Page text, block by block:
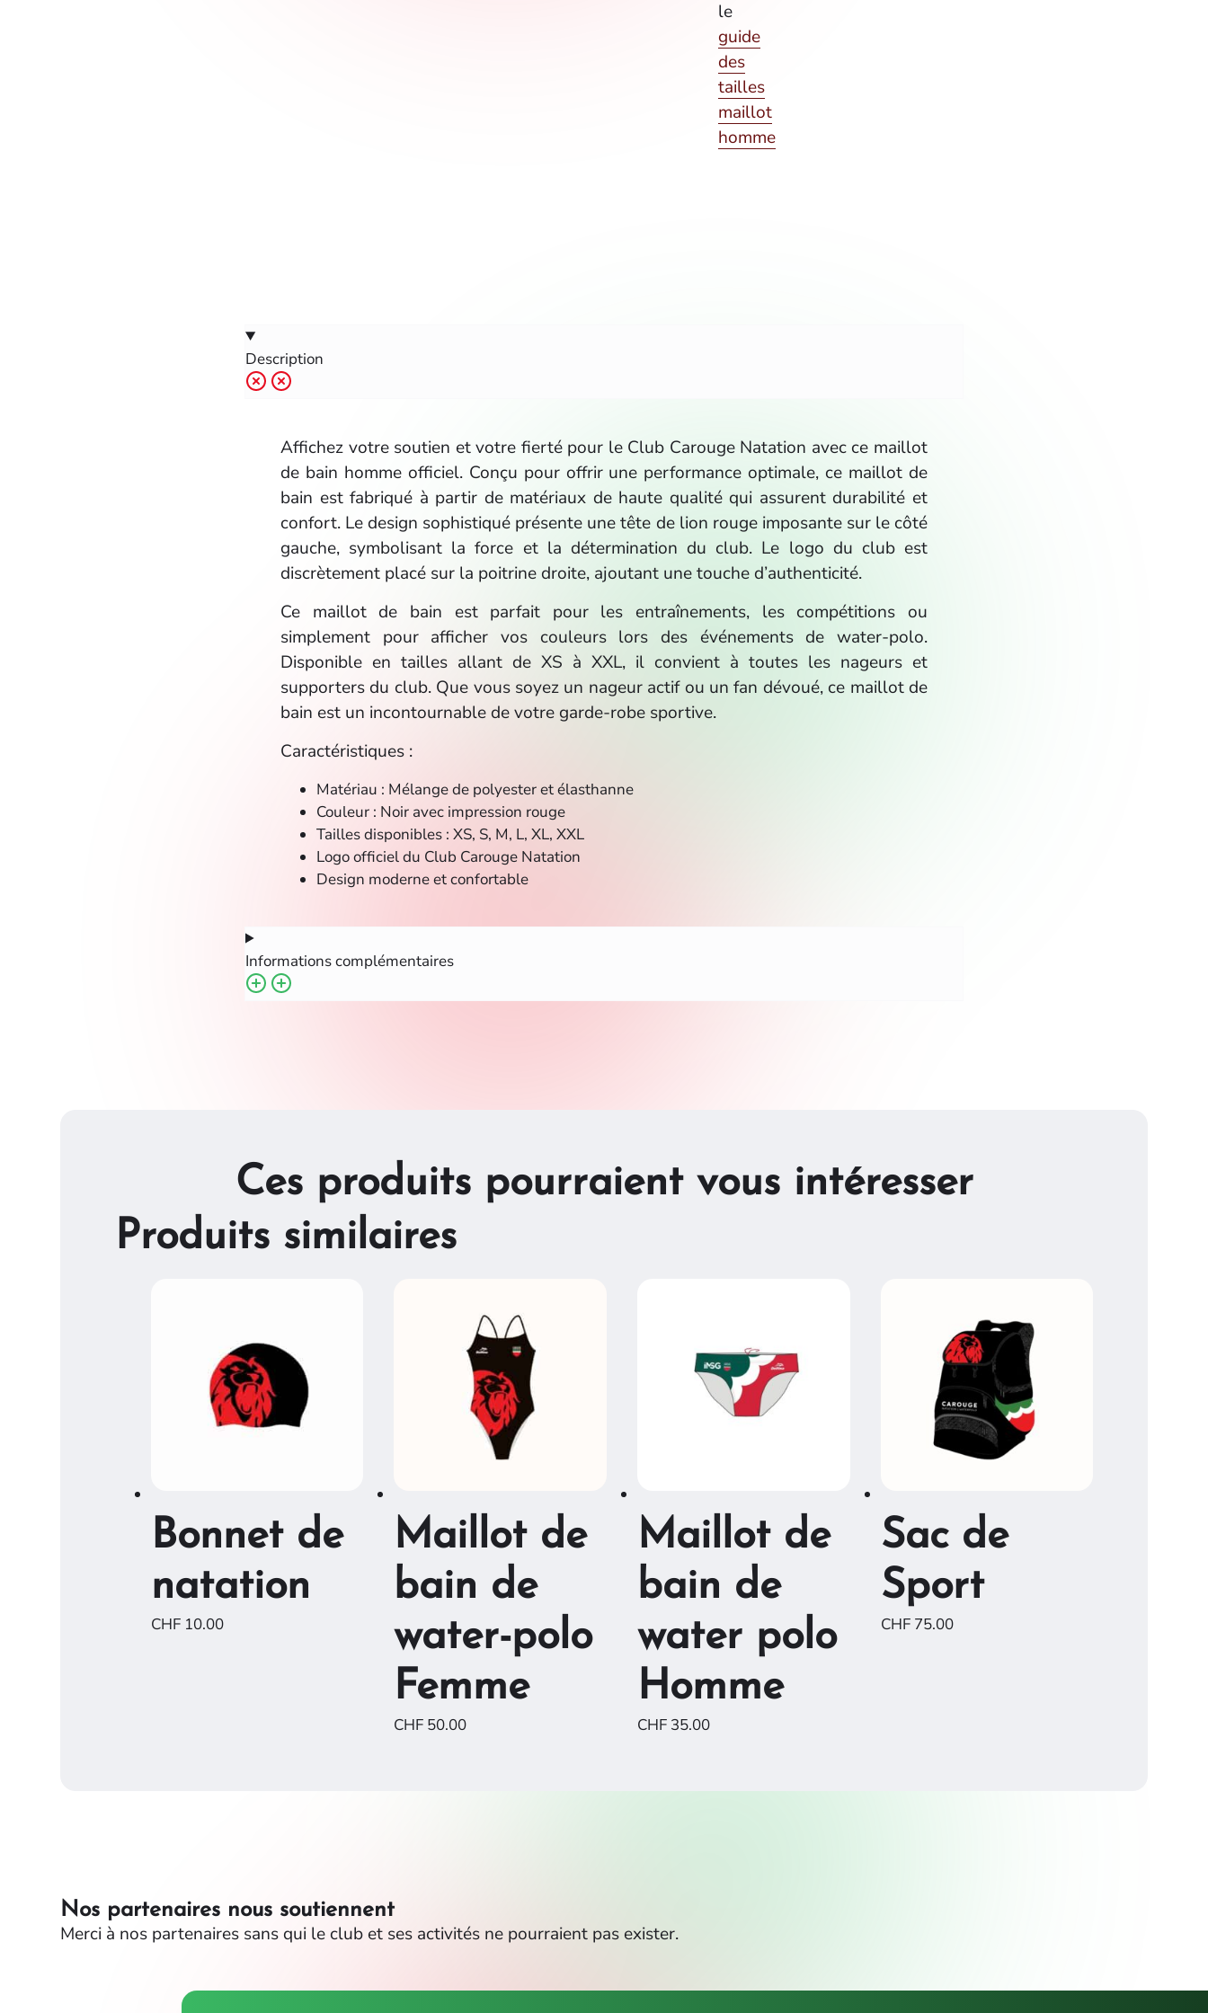
le
guide
des
tailles
maillot
homme
Description
Affichez votre soutien et votre fierté pour le Club Carouge Natation avec ce maillot
de bain homme officiel. Conçu pour offrir une performance optimale, ce maillot de
bain est fabriqué à partir de matériaux de haute qualité qui assurent durabilité et
confort. Le design sophistiqué présente une tête de lion rouge imposante sur le côté
gauche, symbolisant la force et la détermination du club. Le logo du club est
discrètement placé sur la poitrine droite, ajoutant une touche d’authenticité.
Ce maillot de bain est parfait pour les entraînements, les compétitions ou
simplement pour afficher vos couleurs lors des événements de water-polo.
Disponible en tailles allant de XS à XXL, il convient à toutes les nageurs et
supporters du club. Que vous soyez un nageur actif ou un fan dévoué, ce maillot de
bain est un incontournable de votre garde-robe sportive.
Caractéristiques :
Matériau : Mélange de polyester et élasthanne
Couleur : Noir avec impression rouge
Tailles disponibles : XS, S, M, L, XL, XXL
Logo officiel du Club Carouge Natation
Design moderne et confortable
Informations complémentaires
Ces produits pourraient vous intéresser
Produits similaires
Bonnet de
natation
CHF10.00
Maillot de
bain de
water-polo
Femme
CHF 50.00
Maillot de
bain de
water polo
Homme
CHF 35.00
Sac de
Sport
CHF75.00
Nos partenaires nous soutiennent
Merci à nos partenaires sans qui le club et ses activités ne pourraient pas exister.